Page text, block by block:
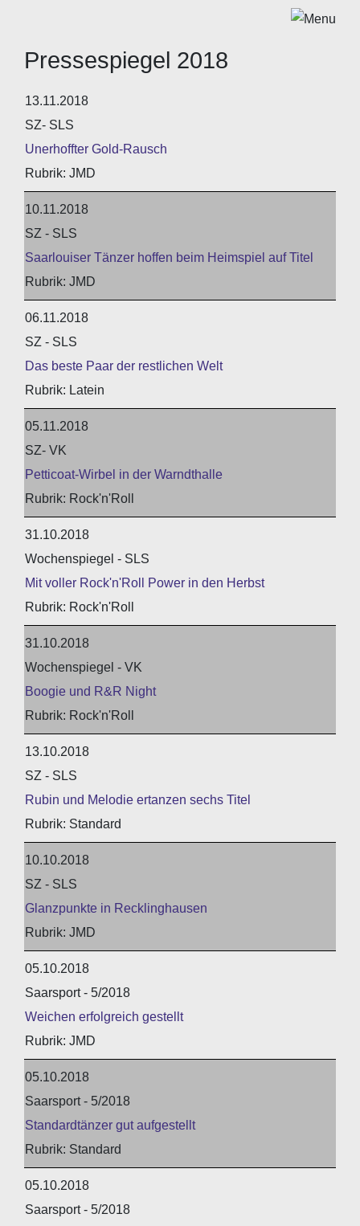
Pressespiegel 2018
13.11.2018
SZ- SLS
Unerhoffter Gold-Rausch
JMD
10.11.2018
SZ - SLS
Saarlouiser Tänzer hoffen beim Heimspiel auf Titel
JMD
06.11.2018
SZ - SLS
Das beste Paar der restlichen Welt
Latein
05.11.2018
SZ- VK
Petticoat-Wirbel in der Warndthalle
Rock'n'Roll
31.10.2018
Wochenspiegel - SLS
Mit voller Rock'n'Roll Power in den Herbst
Rock'n'Roll
31.10.2018
Wochenspiegel - VK
Boogie und R&R Night
Rock'n'Roll
13.10.2018
SZ - SLS
Rubin und Melodie ertanzen sechs Titel
Standard
10.10.2018
SZ - SLS
Glanzpunkte in Recklinghausen
JMD
05.10.2018
Saarsport - 5/2018
Weichen erfolgreich gestellt
JMD
05.10.2018
Saarsport - 5/2018
Standardtänzer gut aufgestellt
Standard
05.10.2018
Saarsport - 5/2018